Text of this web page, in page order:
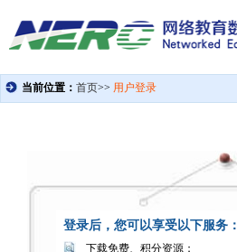
登录后，您可以享受以下服务：
下载免费、积分资源；